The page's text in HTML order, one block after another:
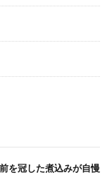
を冠した煮込みが自慢